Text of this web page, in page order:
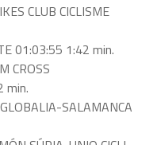
CLUB CICLISME
01:03:55 1:42 min.
CROSS
min.
SALAMANCA